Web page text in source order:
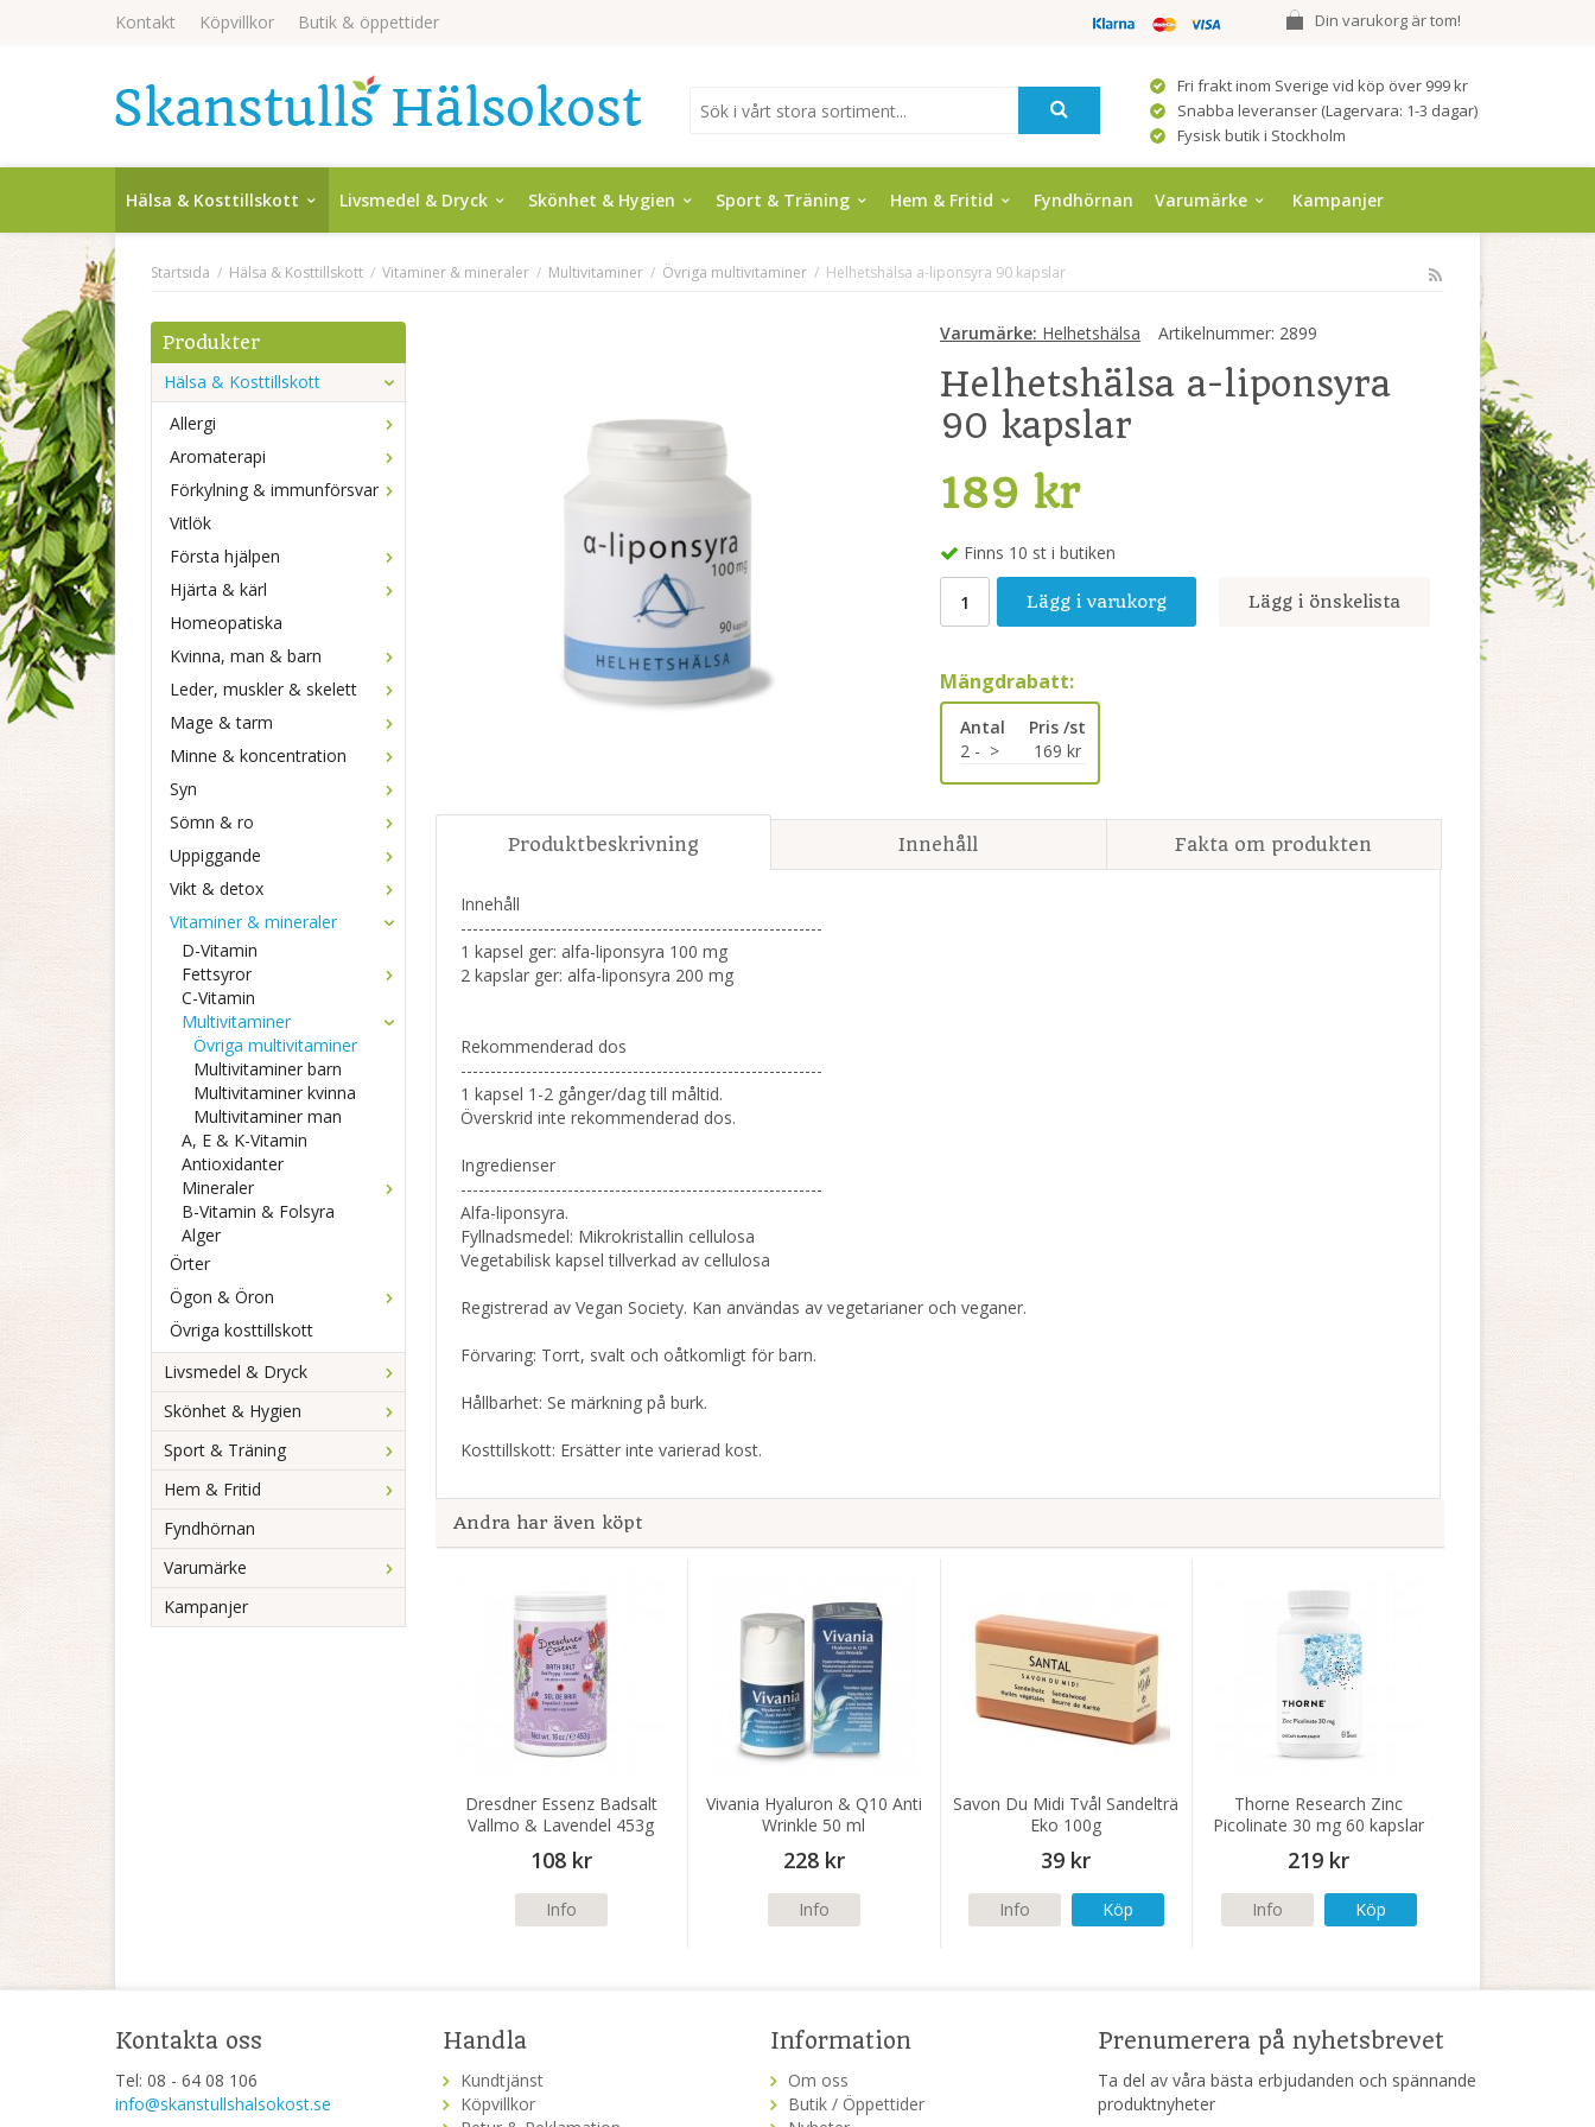
Kontakt Köpvillkor Butik & öppettider Din varukorg är tom!
Fri frakt inom Sverige vid köp över 999 kr
Snabba leveranser (Lagervara: 1-3 dagar)
Fysisk butik i Stockholm
Hälsa & Kosttillskott Livsmedel & Dryck Skönhet & Hygien Sport & Träning Hem & Fritid Fyndhörnan Varumärke Kampanjer
Startsida / Hälsa & Kosttillskott / Vitaminer & mineraler / Multivitaminer / Övriga multivitaminer / Helhetshälsa a-liponsyra 90 kapslar
Produkter
Hälsa & Kosttillskott
Allergi
Aromaterapi
Förkylning & immunförsvar
Vitlök
Första hjälpen
Hjärta & kärl
Homeopatiska
Kvinna, man & barn
Leder, muskler & skelett
Mage & tarm
Minne & koncentration
Syn
Sömn & ro
Uppiggande
Vikt & detox
Vitaminer & mineraler
D-Vitamin
Fettsyror
C-Vitamin
Multivitaminer
Övriga multivitaminer
Multivitaminer barn
Multivitaminer kvinna
Multivitaminer man
A, E & K-Vitamin
Antioxidanter
Mineraler
B-Vitamin & Folsyra
Alger
Örter
Ögon & Öron
Övriga kosttillskott
Livsmedel & Dryck
Skönhet & Hygien
Sport & Träning
Hem & Fritid
Fyndhörnan
Varumärke
Kampanjer
Varumärke: Helhetshälsa Artikelnummer: 2899
Helhetshälsa a-liponsyra
90 kapslar
189 kr
Finns 10 st i butiken
Lägg i varukorg Lägg i önskelista
Mängdrabatt:
Antal
Pris /st
2 - > 169 kr
Produktbeskrivning Innehåll Fakta om produkten
Innehåll
-------------------------------------------------------------
1 kapsel ger: alfa-liponsyra 100 mg
2 kapslar ger: alfa-liponsyra 200 mg
Rekommenderad dos
-------------------------------------------------------------
1 kapsel 1-2 gånger/dag till måltid.
Överskrid inte rekommenderad dos.
Ingredienser
-------------------------------------------------------------
Alfa-liponsyra.
Fyllnadsmedel: Mikrokristallin cellulosa
Vegetabilisk kapsel tillverkad av cellulosa
Registrerad av Vegan Society. Kan användas av vegetarianer och veganer.
Förvaring: Torrt, svalt och oåtkomligt för barn.
Hållbarhet: Se märkning på burk.
Kosttillskott: Ersätter inte varierad kost.
Andra har även köpt
Dresdner Essenz Badsalt
Vallmo & Lavendel 453g
108 kr
Info
Vivania Hyaluron & Q10 Anti
Wrinkle 50 ml
228 kr
Info
Savon Du Midi Tvål Sandelträ
Eko 100g
39 kr
Info Köp
Thorne Research Zinc
Picolinate 30 mg 60 kapslar
219 kr
Info Köp
Kontakta oss
Tel: 08 - 64 08 106
info@skanstullshalsokost.se
Handla
Kundtjänst
Köpvillkor
Information
Om oss
Butik / Öppettider
Prenumerera på nyhetsbrevet
Ta del av våra bästa erbjudanden och spännande
produktnyheter